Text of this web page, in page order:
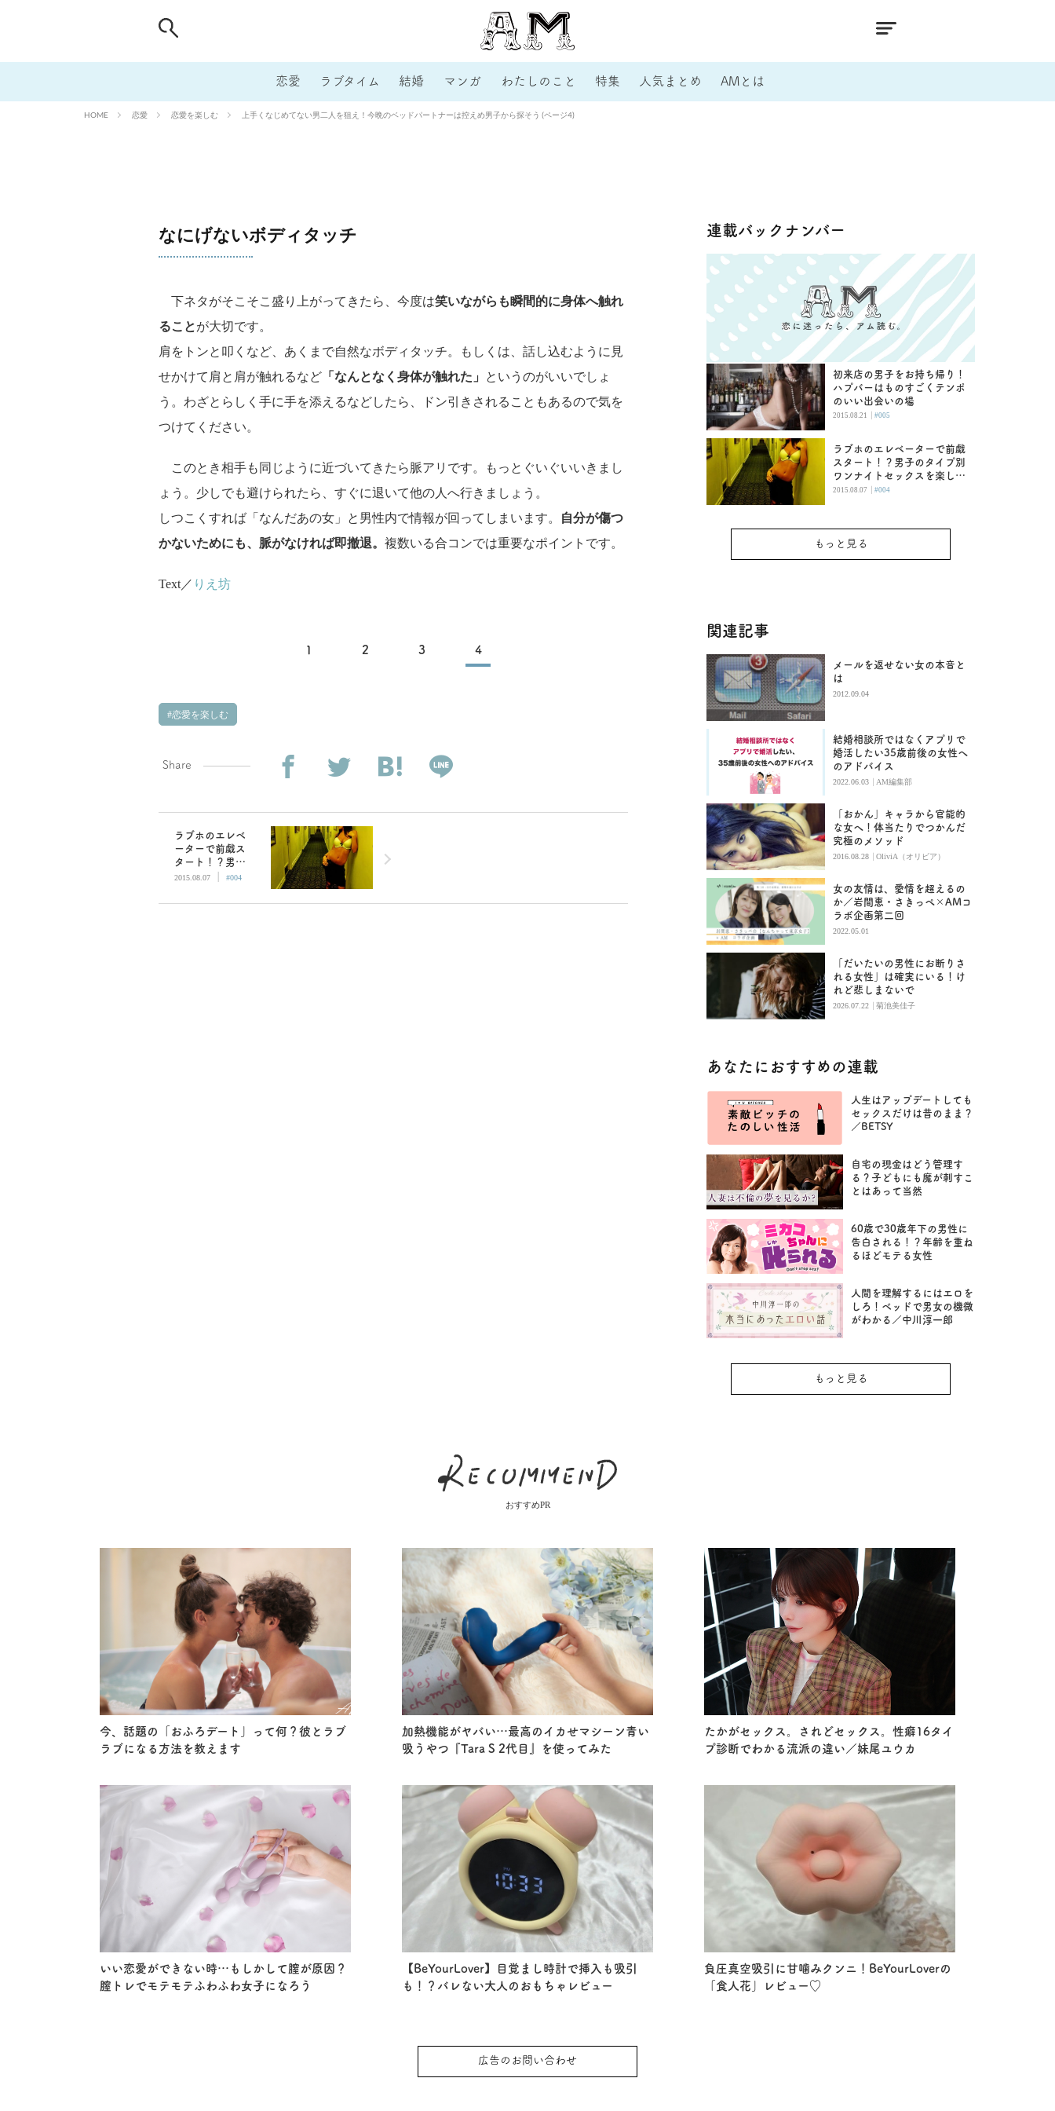
恋愛 ラブタイム 結婚 マンガ わたしのこと 特集 人気まとめ AMとは
HOME 恋愛 恋愛を楽しむ 上手くなじめてない男二人を狙え！今晩のベッドパートナーは控えめ男子から探そう (ページ4)
なにげないボディタッチ
下ネタがそこそこ盛り上がってきたら、今度は笑いながらも瞬間的に身体へ触れ
ることが大切です。
肩をトンと叩くなど、あくまで自然なボディタッチ。もしくは、話し込むように見
せかけて肩と肩が触れるなど 「なんとなく身体が触れた」
というのがいいでしょ
う。わざとらしく手に手を添えるなどしたら、ドン引きされることもあるので気を
つけてください。
このとき相手も同じように近づいてきたら脈アリです。もっとぐいぐいいきまし
ょう。少しでも避けられたら、すぐに退いて他の人へ行きましょう。
しつこくすれば「なんだあの女」と男性内で情報が回ってしまいます。
自分が傷つ
かないためにも、脈がなければ即撤退。 複数いる合コンでは重要なポイントです。
Text／ りえ坊
1 2 3 4
恋愛を楽しむ
Share
ラブホのエレベ
ーターで前戯ス
タート！？男子
のタイプ別ワン
を楽しむ方法
2015.08.07 | #004
連載バックナンバー
初来店の男子をお持ち帰り！
ハプバーはものすごくテンポ
のいい出会いの場
2015.08.21 | #005
ラブホのエレベーターで前戯
スタート！？男子のタイプ別
ワンナイトセックスを楽しむ
方法
2015.08.07 | #004
もっと見る
関連記事
メールを返せない女の本音と
は
2012.09.04
結婚相談所ではなくアプリで
婚活したい35歳前後の女性へ
のアドバイス
2022.06.03 | AM編集部
「おかん」キャラから官能的
な女へ！体当たりでつかんだ
究極のメソッド
2016.08.28 | OliviA（オリビア）
女の友情は、愛情を超えるの
か／岩間恵・さきっぺ×AMコ
ラボ企画第二回
2022.05.01
「だいたいの男性にお断りさ
れる女性」は確実にいる！け
れど悲しまないで
2026.07.22 | 菊池美佳子
あなたにおすすめの連載
人生はアップデートしても
セックスだけは昔のまま？
／BETSY
自宅の現金はどう管理す
る？子どもにも魔が刺すこ
とはあって当然
60歳で30歳年下の男性に
告白される！？年齢を重ね
るほどモテる女性
人間を理解するにはエロを
しろ！ベッドで男女の機微
がわかる／中川淳一郎
もっと見る
おすすめPR
今、話題の「おふろデート」って何？彼とラブ
ラブになる方法を教えます
加熱機能がヤバい…最高のイカせマシーン青い
吸うやつ『Tara S 2代目』を使ってみた
たかがセックス。されどセックス。性癖16タイ
プ診断でわかる流派の違い／妹尾ユウカ
いい恋愛ができない時…もしかして膣が原因？
膣トレでモテモテふわふわ女子になろう
【BeYourLover】目覚まし時計で挿入も吸引
も！？バレない大人のおもちゃレビュー
負圧真空吸引に甘噛みクンニ！BeYourLoverの
「食人花」レビュー♡
広告のお問い合わせ